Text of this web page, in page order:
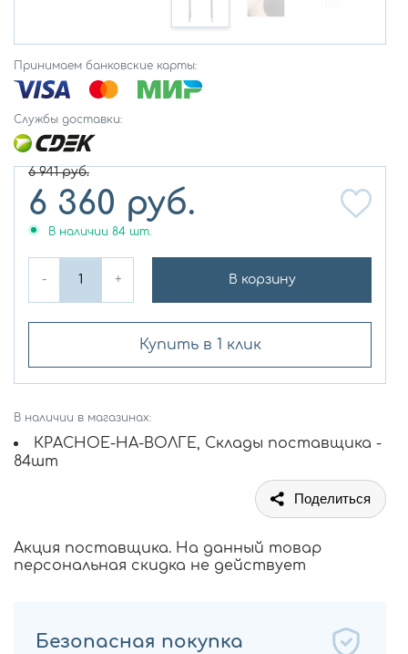
Принимаем банковские карты:
Службы доставки:
6 941руб.
6 360 руб.
В наличии 84 шт.
- + В корзину
Купить в 1 клик
В наличии в магазинах:
КРАСНОЕ-НА-ВОЛГЕ, Склады поставщика -
84шт
Поделиться
Акция поставщика. На данный товар
персональная скидка не действует
Безопасная покупка